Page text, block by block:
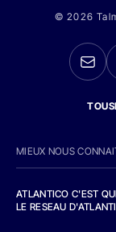
© 2026
MIEUX NOUS
ATLANTICO C'EST
LE RESEAU